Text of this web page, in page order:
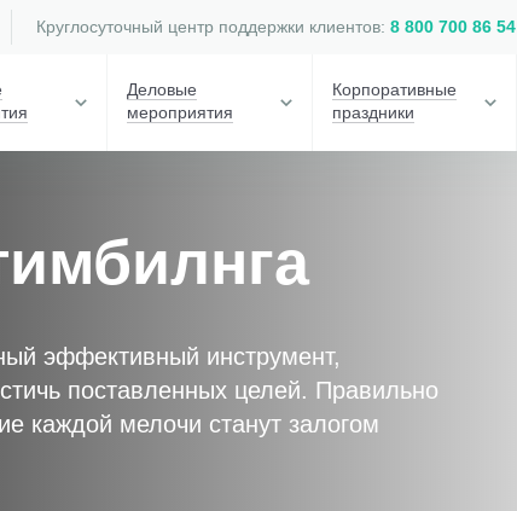
Круглосуточный центр поддержки клиентов: 8 800 700 86 54
Деловые
мероприятия
Корпоративные
праздники
эффективный инструмент,
поставленных целей. Правильно
каждой мелочи станут залогом